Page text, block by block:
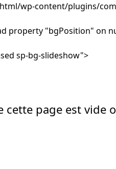
wp-content/plugins/
property "bgPosition" on
sp-bg-slideshow">
cette page est vide